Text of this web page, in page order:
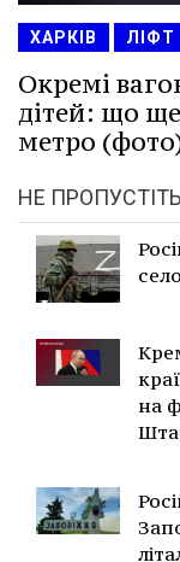
ХАРКІВ ЛІФТ
Окремі
дітей: що
метро
НЕ ПРОПУСТІТЬ
на